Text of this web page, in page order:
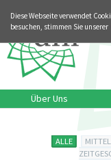
Diese Webseite verwendet
besuchen, stimmen Sie unserer
Über Uns
ALLE